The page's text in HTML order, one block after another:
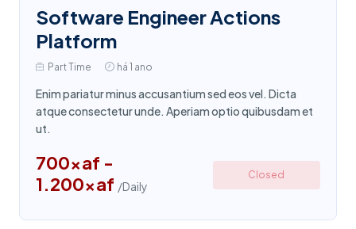
Software Engineer Actions
Platform
Part Time há 1 ano
Enim pariatur minus accusantium sed eos vel. Dicta
atque consectetur unde. Aperiam optio quibusdam et
ut.
700xaf -
1.200xaf /Daily
Closed